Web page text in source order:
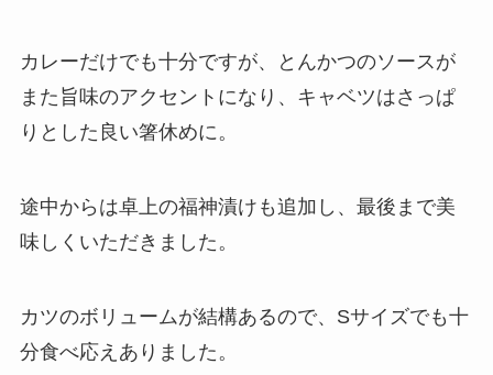
カレーだけでも十分ですが、とんかつのソースが
また旨味のアクセントになり、キャベツはさっぱ
りとした良い箸休めに。
途中からは卓上の福神漬けも追加し、最後まで美
味しくいただきました。
カツのボリュームが結構あるので、Sサイズでも十
分食べ応えありました。